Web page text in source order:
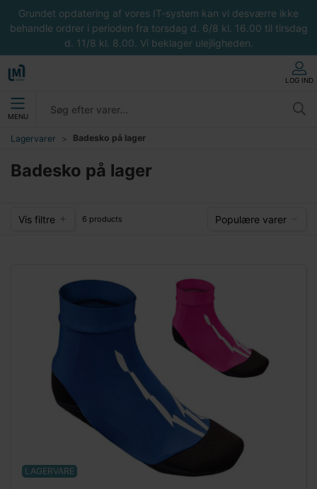
Grundet opdatering af vores IT-system kan vi desværre ikke
behandle ordrer i perioden fra torsdag d. 6/8 kl. 16.00 til tirsdag
d. 11/8 kl. 8.00. Vi beklager ulejligheden.
LOG IND
MENU
Lagervarer Badesko på lager
Badesko på lager
Vis filtre 6 products Populære varer
LAGERVARE